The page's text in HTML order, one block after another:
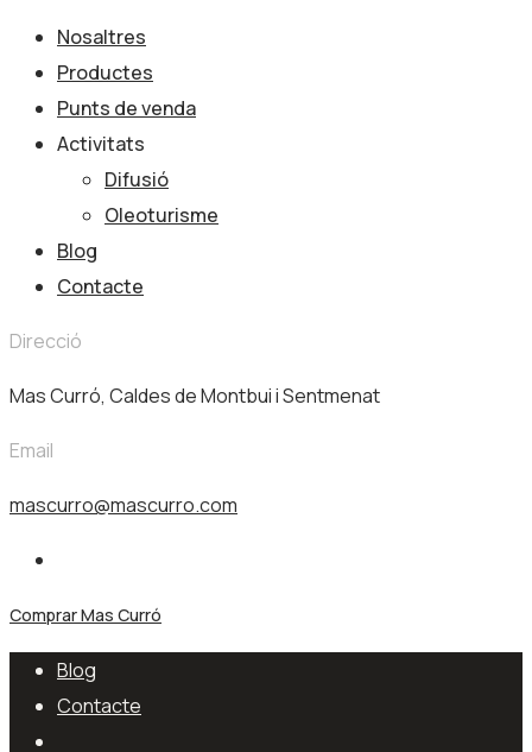
Nosaltres
Productes
Punts de venda
Activitats
Difusió
Oleoturisme
Blog
Contacte
Direcció
Mas Curró, Caldes de Montbui i Sentmenat
Email
mascurro@mascurro.com
Comprar Mas Curró
Blog
Contacte